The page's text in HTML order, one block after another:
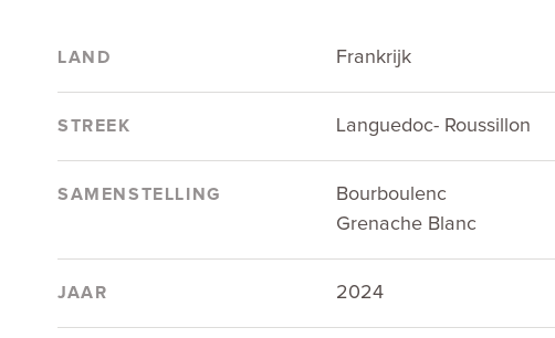
LAND Frankrijk
STREEK Languedoc- Roussillon
SAMENSTELLING
Bourboulenc
Grenache Blanc
JAAR 2024